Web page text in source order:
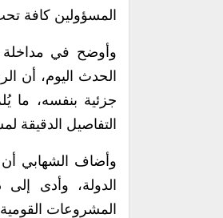
المسؤولين كافة
وأوضح في مداخلة
الحدث اليوم، أن
جزئية بنفسه، ما
التفاصيل الدقيقة
وأضاف الشهابي أن
الدولة، وأدى
المشروعات